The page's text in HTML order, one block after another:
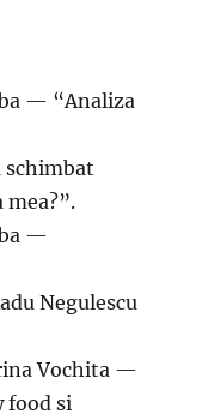
— “Analiza
schimbat
—
Negulescu
Vochita —
food si